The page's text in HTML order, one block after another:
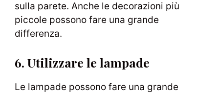
sulla parete. Anche le decorazioni più
piccole possono fare una grande
differenza.
6. Utilizzare le lampade
Le lampade possono fare una grande